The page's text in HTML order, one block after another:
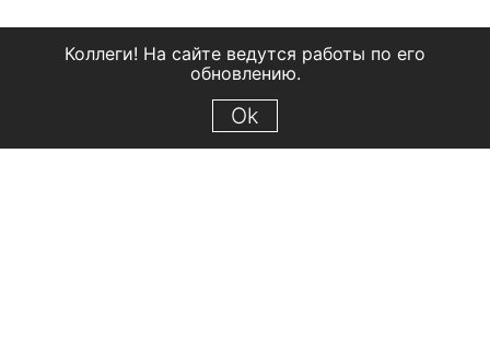
Коллеги! На сайте ведутся работы по его
обновлению.
Ok